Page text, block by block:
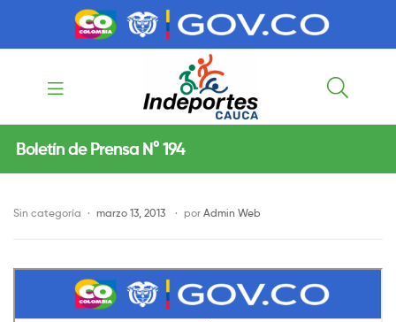
Indeportes
Cauca
Boletín de Prensa N° 194
Sin categoría marzo 13, 2013 por Admin Web